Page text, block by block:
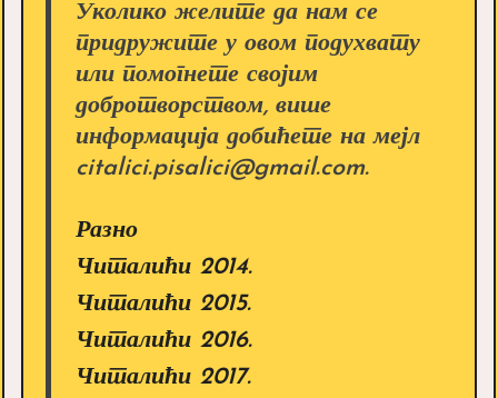
Уколико желите да нам се
придружите у овом подухвату
или помогнете својим
добротворством, више
информација добићете на мејл
citalici.pisalici@gmail.com.
Разно
Читалићи 2014.
Читалићи 2015.
Читалићи 2016.
Читалићи 2017.